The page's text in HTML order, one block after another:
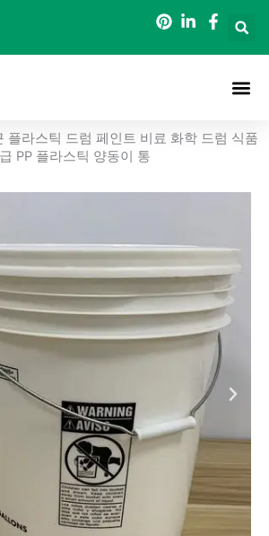
플라스틱 드럼 페인트 비료 화학 드럼 식품
PP 플라스틱 양동이 통